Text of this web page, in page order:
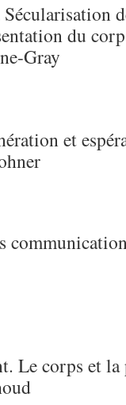
du
Gray
et
Le corps et la